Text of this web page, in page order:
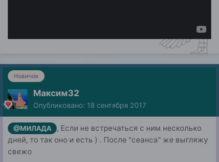
Новичок
Максим32
Опубликовано: 18 сентября 2017
@МИЛАДА
, Если не встречаться с ним несколько
дней, то так оно и есть ) . После "сеанса" же выгляжу
свежо